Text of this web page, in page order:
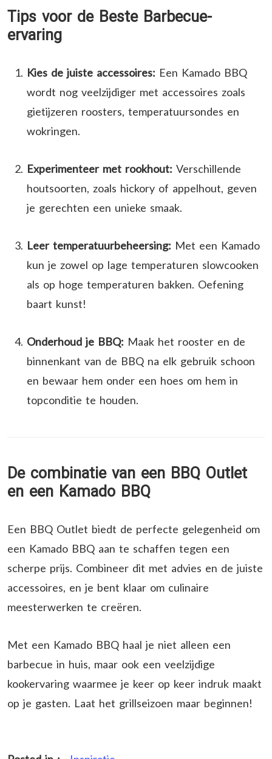
Tips voor de Beste Barbecue-
ervaring
Kies de juiste accessoires: Een Kamado BBQ
wordt nog veelzijdiger met accessoires zoals
gietijzeren roosters, temperatuursondes en
wokringen.
Experimenteer met rookhout: Verschillende
houtsoorten, zoals hickory of appelhout, geven
je gerechten een unieke smaak.
Leer temperatuurbeheersing: Met een Kamado
kun je zowel op lage temperaturen slowcooken
als op hoge temperaturen bakken. Oefening
baart kunst!
Onderhoud je BBQ: Maak het rooster en de
binnenkant van de BBQ na elk gebruik schoon
en bewaar hem onder een hoes om hem in
topconditie te houden.
De combinatie van een BBQ Outlet
en een Kamado BBQ
Een BBQ Outlet biedt de perfecte gelegenheid om
een Kamado BBQ aan te schaffen tegen een
scherpe prijs. Combineer dit met advies en de juiste
accessoires, en je bent klaar om culinaire
meesterwerken te creëren.
Met een Kamado BBQ haal je niet alleen een
barbecue in huis, maar ook een veelzijdige
kookervaring waarmee je keer op keer indruk maakt
op je gasten. Laat het grillseizoen maar beginnen!